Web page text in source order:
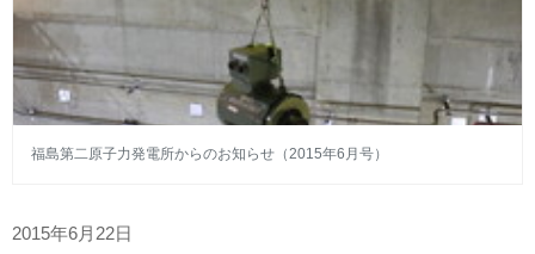
福島第二原子力発電所からのお知らせ（2015年6月号）
2015年6月22日